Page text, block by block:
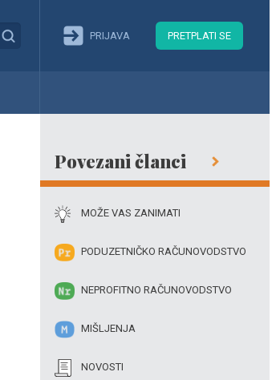
PRIJAVA PRETPLATI SE
Povezani članci
MOŽE VAS ZANIMATI
PODUZETNIČKO RAČUNOVODSTVO
NEPROFITNO RAČUNOVODSTVO
MIŠLJENJA
NOVOSTI